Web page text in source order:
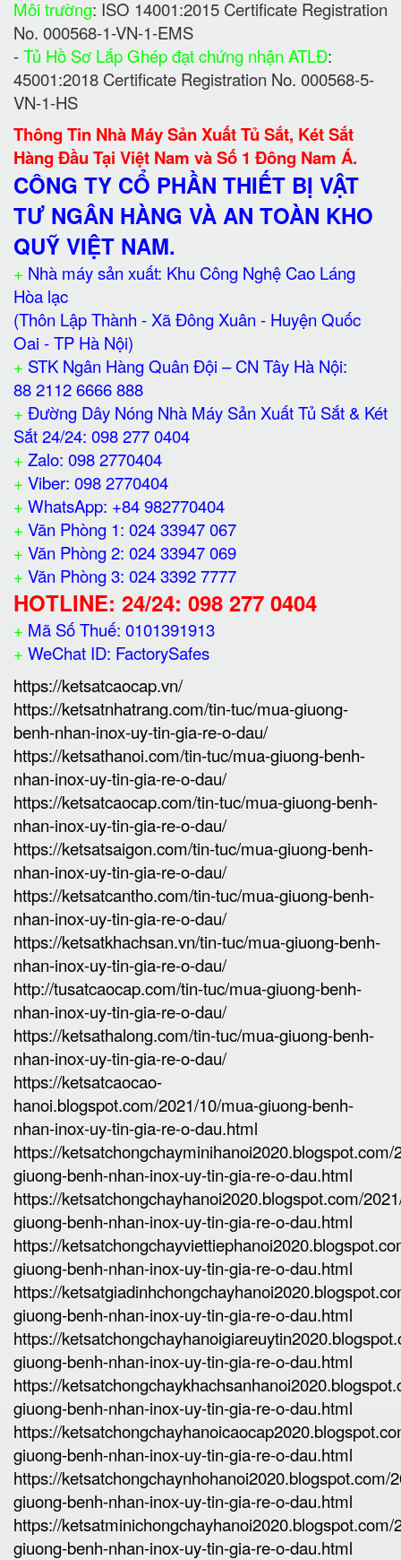
Môi trường: ISO 14001:2015 Certificate Registration
No. 000568-1-VN-1-EMS
-Tủ Hồ Sơ Lắp Ghép đạt chứng nhận ATLĐ:
45001:2018 Certificate Registration No. 000568-5-
VN-1-HS
Thông Tin Nhà Máy Sản Xuất Tủ Sắt, Két Sắt
Hàng Đầu Tại Việt Nam và Số 1 Đông Nam Á.
CÔNG TY CỔ PHẦN THIẾT BỊ VẬT
TƯ NGÂN HÀNG VÀ AN TOÀN KHO
QUỸ VIỆT NAM.
+ Nhà máy sản xuất: Khu Công Nghệ Cao Láng
Hòa lạc
(Thôn Lập Thành - Xã Đông Xuân - Huyện Quốc
Oai - TP Hà Nội)
+ STK Ngân Hàng Quân Đội – CN Tây Hà Nội:
88 2112 6666 888
+ Đường Dây Nóng Nhà Máy Sản Xuất Tủ Sắt & Két
Sắt 24/24: 098 277 0404
+ Zalo: 098 2770404
+ Viber: 098 2770404
+ WhatsApp: +84 982770404
+ Văn Phòng 1: 024 33947 067
+ Văn Phòng 2: 024 33947 069
+ Văn Phòng 3: 024 3392 7777
HOTLINE: 24/24: 098 277 0404
+ Mã Số Thuế: 0101391913
+ WeChat ID: FactorySafes
https://ketsatcaocap.vn/
https://ketsatnhatrang.com/tin-tuc/mua-giuong-
benh-nhan-inox-uy-tin-gia-re-o-dau/
https://ketsathanoi.com/tin-tuc/mua-giuong-benh-
nhan-inox-uy-tin-gia-re-o-dau/
https://ketsatcaocap.com/tin-tuc/mua-giuong-benh-
nhan-inox-uy-tin-gia-re-o-dau/
https://ketsatsaigon.com/tin-tuc/mua-giuong-benh-
nhan-inox-uy-tin-gia-re-o-dau/
https://ketsatcantho.com/tin-tuc/mua-giuong-benh-
nhan-inox-uy-tin-gia-re-o-dau/
https://ketsatkhachsan.vn/tin-tuc/mua-giuong-benh-
nhan-inox-uy-tin-gia-re-o-dau/
http://tusatcaocap.com/tin-tuc/mua-giuong-benh-
nhan-inox-uy-tin-gia-re-o-dau/
https://ketsathalong.com/tin-tuc/mua-giuong-benh-
nhan-inox-uy-tin-gia-re-o-dau/
https://ketsatcaocao-
hanoi.blogspot.com/2021/10/mua-giuong-benh-
nhan-inox-uy-tin-gia-re-o-dau.html
https://ketsatchongchayminihanoi2020.blogspot.com/
giuong-benh-nhan-inox-uy-tin-gia-re-o-dau.html
https://ketsatchongchayhanoi2020.blogspot.com/
giuong-benh-nhan-inox-uy-tin-gia-re-o-dau.html
https://
giuong-benh-nhan-inox-uy-tin-gia-re-o-dau.html
https://
giuong-benh-nhan-inox-uy-tin-gia-re-o-dau.html
https://
giuong-benh-nhan-inox-uy-tin-gia-re-o-dau.html
https://
giuong-benh-nhan-inox-uy-tin-gia-re-o-dau.html
https://
giuong-benh-nhan-inox-uy-tin-gia-re-o-dau.html
https://ketsatchongchaynhohanoi2020.blogspot.com/
giuong-benh-nhan-inox-uy-tin-gia-re-o-dau.html
https://ketsatminichongchayhanoi2020.blogspot.com/
giuong-benh-nhan-inox-uy-tin-gia-re-o-dau.html